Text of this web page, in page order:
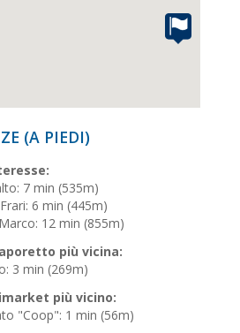
(A PIEDI)
7 min (535m)
6 min (445m)
12 min (855m)
più vicina:
3 min (269m)
più vicino:
"Coop": 1 min (56m)